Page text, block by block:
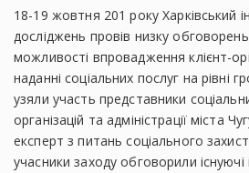
18-19 жовтня 201 року Харківський
досліджень провів низку
можливості впровадження клієнт-
наданні соціальних послуг на рівні
узяли участь представники
організацій та адміністрації міста
експерт з питань соціального
учасники заходу обговорили існуючі